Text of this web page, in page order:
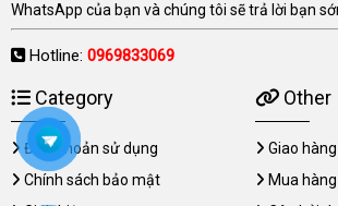
WhatsApp của bạn và chúng tôi sẽ trả lời bạn
Hotline: 0969833069
Category
Điều khoản sử dụng
Chính sách bảo mật
Other
Giao
Mua